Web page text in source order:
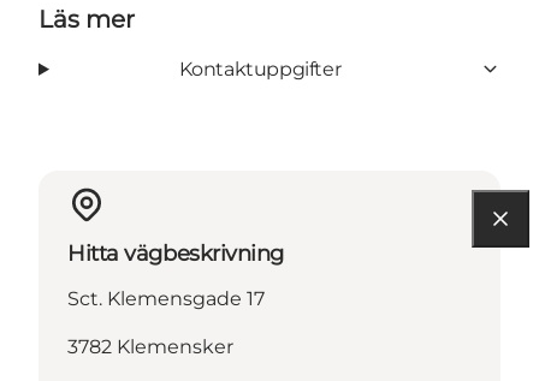
Läs mer
Kontaktuppgifter
Hitta vägbeskrivning
Sct. Klemensgade 17
3782 Klemensker